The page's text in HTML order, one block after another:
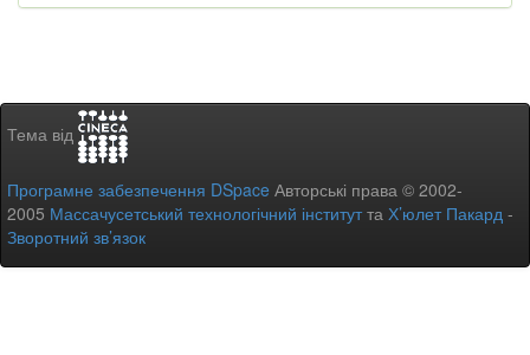
Тема від
Програмне забезпечення DSpace Авторські права © 2002-
2005 Массачусетський технологічний інститутта Х’юлет Пакард -
Зворотний зв’язок